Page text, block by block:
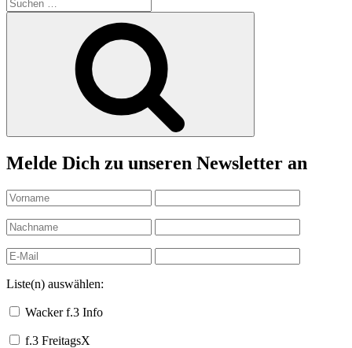
nach:
Melde Dich zu unseren Newsletter an
Liste(n) auswählen:
Wacker f.3 Info
f.3 FreitagsX